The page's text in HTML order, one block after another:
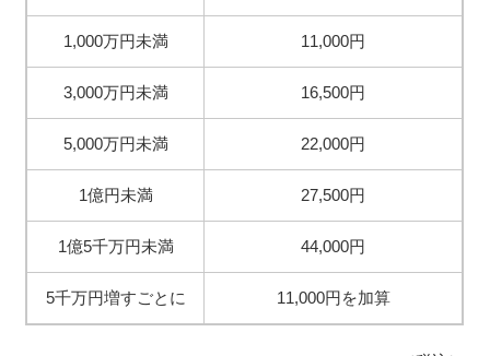
1,000万円未満 11,000円
3,000万円未満 16,500円
5,000万円未満 22,000円
1億円未満 27,500円
1億5千万円未満 44,000円
5千万円増すごとに 11,000円を加算